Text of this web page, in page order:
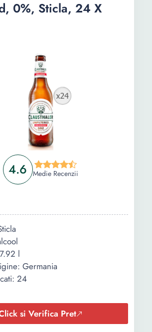
4.6 Medie Recenzii
0%, Sticla, 24 X
l
Germania
24
si Verifica Pret